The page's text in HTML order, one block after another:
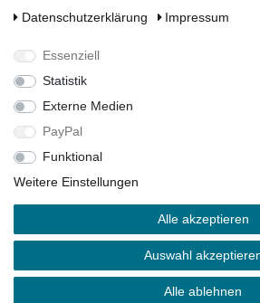
Über uns
Folgen Sie uns auf Social Media
Alle Preise inkl. 19%
* Die verkauften Stückzahlen beziehen
in unseren Shops und
** Der kostenlose Versand erfolgt
des deutschen Festlandes
Copyright 2026 © Zisterne.info - Alle
Daten­schutz­erklärung
Impressum
Essenziell
Statistik
Externe Medien
PayPal
Funktional
Weitere Einstellungen
Alle akzeptieren
Auswahl
Alle ablehnen